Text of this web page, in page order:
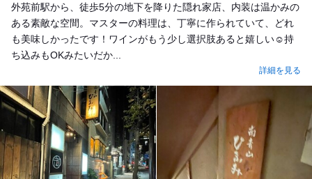
外苑前駅から、徒歩5分の地下を降りた隠れ家店、内装は温かみの
ある素敵な空間。マスターの料理は、丁寧に作られていて、どれ
も美味しかったです！ワインがもう少し選択肢あると嬉しい☺️持
ち込みもOKみたいだか...
詳細を見る